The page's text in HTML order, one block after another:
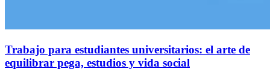
Trabajo para estudiantes universitarios: el arte de
equilibrar pega, estudios y vida social